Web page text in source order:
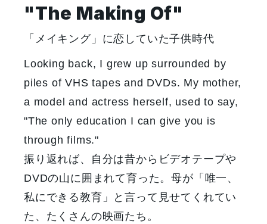
"The Making Of"
「メイキング」に恋していた子供時代
Looking back, I grew up surrounded by
piles of VHS tapes and DVDs. My mother,
a model and actress herself, used to say,
"The only education I can give you is
through films."
振り返れば、自分は昔からビデオテープや
DVDの山に囲まれて育った。母が「唯一、
私にできる教育」と言って見せてくれてい
た、たくさんの映画たち。